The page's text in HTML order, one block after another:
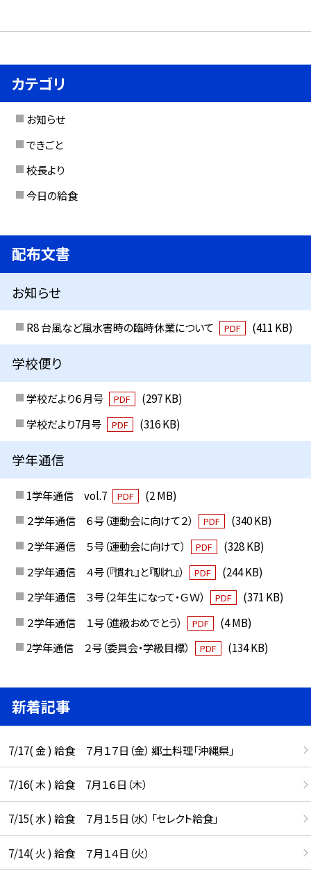
カテゴリ
お知らせ
できごと
校長より
今日の給食
配布文書
お知らせ
R8 台風など風水害時の臨時休業について PDF (411 KB)
学校便り
学校だより６月号 PDF
(297 KB)
学校だより7月号
PDF (316 KB)
学年通信
1学年通信 vol.7 PDF
(2 MB)
２学年通信 ６号（運動会に向けて２）
PDF
(340 KB)
２学年通信 ５号（運動会に向けて）
PDF
(328 KB)
２学年通信 ４号（『慣れ』と『馴れ』）
PDF
(244 KB)
２学年通信 ３号（２年生になって・ＧＷ）
PDF
(371 KB)
２学年通信 １号（進級おめでとう）
PDF
(4 MB)
2学年通信 ２号（委員会・学級目標）
PDF (134 KB)
新着記事
7/17( 金 ) 給食 ７月１７日（金） 郷土料理「沖縄県」
7/16( 木 ) 給食 7月１６日（木）
7/15( 水 ) 給食 ７月１５日（水） 「セレクト給食」
7/14( 火 ) 給食 ７月１４日（火）